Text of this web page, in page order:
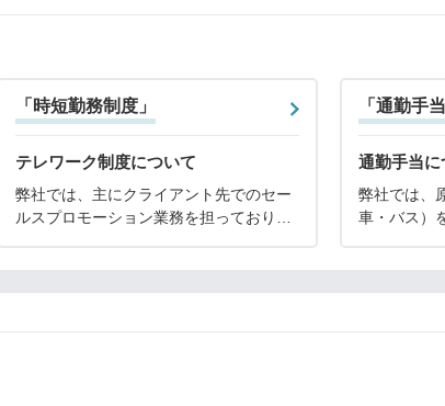
「時短勤務制度」
テレワーク制度について
弊社では、主にクライアント先でのセー
ルスプロモーション業務を担っており、
「通勤手当
通勤手当に
弊社では、
車・バス）